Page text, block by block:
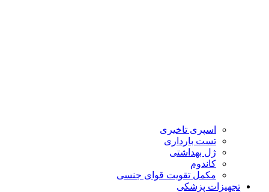
اسپری تاخیری
تست بارداری
ژل بهداشتی
کاندوم
مکمل تقویت قوای جنسی
تجهیزات پزشکی